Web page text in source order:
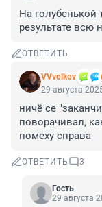
На
результате
ОТВЕТИТЬ
VVvolkov
29 августа
ничё се
поворачивал,
помеху справа
ОТВЕТИТЬ 3
Гость
29 августа